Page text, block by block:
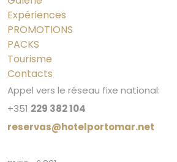
Expériences
PROMOTIONS
PACKS
Tourisme
Contacts
Appel vers le réseau fixe national:
+351 229 382 104
reservas@hotelportomar.net